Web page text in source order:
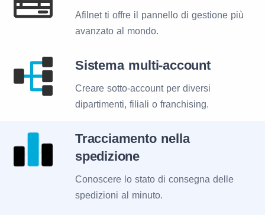
Afilnet ti offre il pannello di gestione più
avanzato al mondo.
Sistema multi-account
Creare sotto-account per diversi
dipartimenti, filiali o franchising.
Tracciamento nella
spedizione
Conoscere lo stato di consegna delle
spedizioni al minuto.